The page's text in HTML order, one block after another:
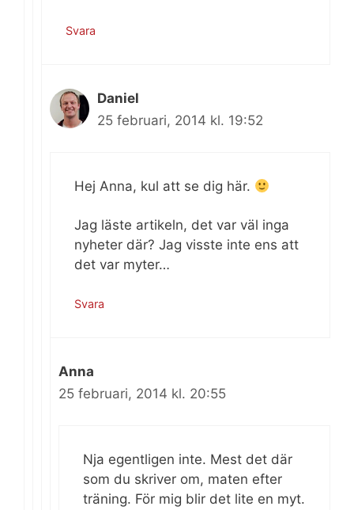
Svara
Daniel
25 februari, 2014 kl. 19:52
Hej Anna, kul att se dig här.
Jag läste artikeln, det var väl inga
nyheter där? Jag visste inte ens att
det var myter…
Svara
Anna
25 februari, 2014 kl. 20:55
Nja egentligen inte. Mest det där
som du skriver om, maten efter
träning. För mig blir det lite en myt.